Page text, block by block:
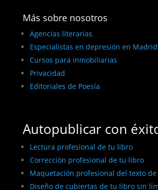
Más sobre nosotros
Agencias literarias
Especialistas en depresión en Madrid
Cursos para inmobiliarias
Privacidad
Editoriales de Poesía
Autopublicar con
Lectura profesional de tu libro
Corrección profesional de tu libro
Maquetación profesional del texto
Diseño de cubiertas de tu libro sin